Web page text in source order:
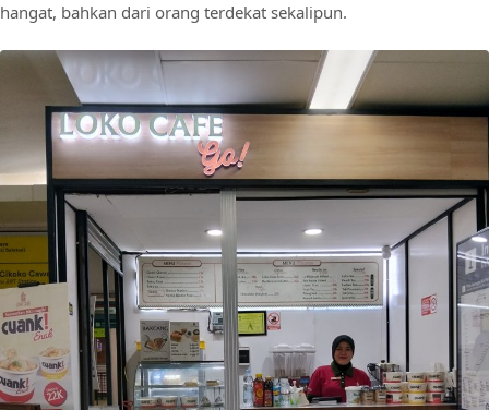
hangat, bahkan dari orang terdekat sekalipun.